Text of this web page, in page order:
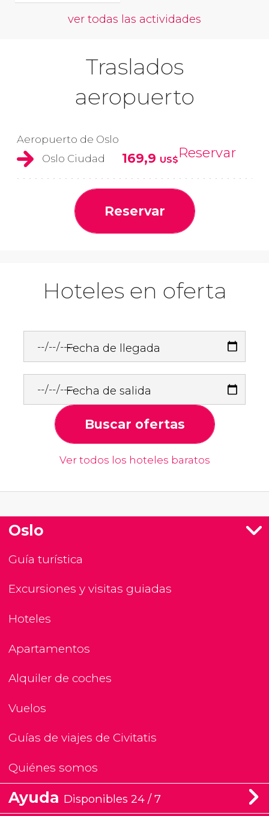
ver todas las actividades
Traslados
aeropuerto
Aeropuerto de Oslo
Oslo Ciudad
169,9 US$Reservar
Reservar
Hoteles en oferta
Fecha de llegada
Fecha de salida
Buscar ofertas
Ver todos los hoteles baratos
Oslo
Guía turística
Excursiones y visitas guiadas
Hoteles
Apartamentos
Alquiler de coches
Vuelos
Guías de viajes de Civitatis
Quiénes somos
Ayuda Disponibles 24 / 7